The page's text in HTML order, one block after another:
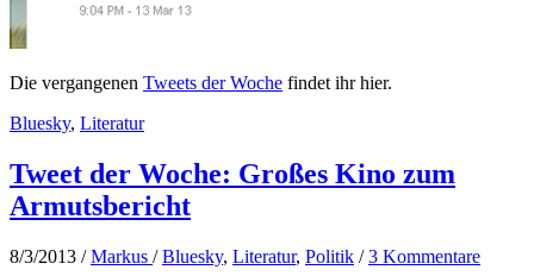
Die vergangenen Tweets der Woche findet ihr hier.
Bluesky, Literatur
Tweet der Woche: Großes Kino zum
Armutsbericht
8/3/2013 /Markus /Bluesky, Literatur, Politik /3 Kommentare